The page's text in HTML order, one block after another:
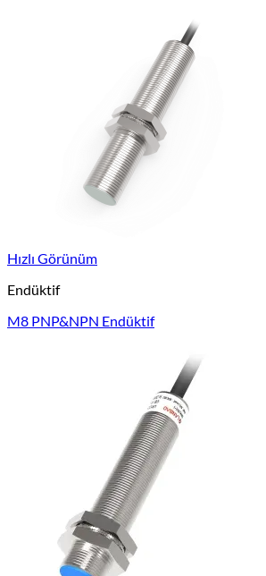
Hızlı Görünüm
Endüktif
M8 PNP&NPN Endüktif